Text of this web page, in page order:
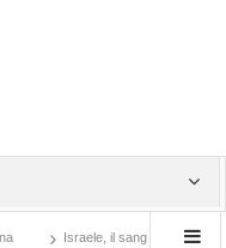
Israele, il sangue degli altri